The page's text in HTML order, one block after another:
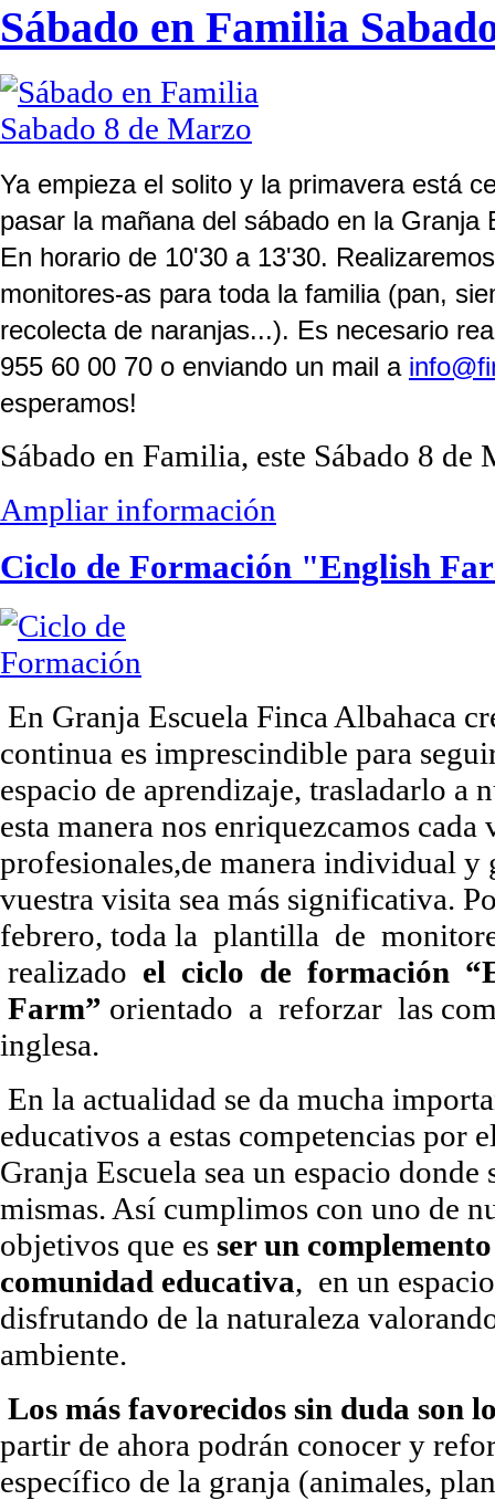
Sábado en Familia
Ya empieza el solito y la primavera está
pasar la mañana del sábado en la Granja
En horario de 10'30 a 13'30.
monitores-as para toda la familia (pan,
recolecta de naranjas...). Es necesario
955 60 00 70 o enviando un mail a
esperamos!
Sábado en Familia, este Sábado 8
Ampliar información
Ciclo de Formación "English
En Granja Escuela Finca Albahaca
continua es imprescindible para
espacio de aprendizaje, trasladarlo a
esta manera nos enriquezcamos cada
profesionales,de manera individual y
vuestra visita sea más significativa.
febrero, toda la plantilla de
realizado el ciclo de formación
Farm” orientado a reforzar las
inglesa.
En la actualidad se da mucha
educativos a estas competencias por
Granja Escuela sea un espacio
mismas. Así cumplimos con uno de
objetivos que es ser un
comunidad educativa, en un
disfrutando de la naturaleza
ambiente.
Los más favorecidos sin duda son
partir de ahora podrán conocer y
específico de la granja (animales,